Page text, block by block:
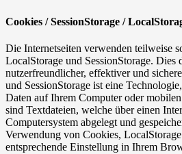
Cookies / SessionStorage /
Die Internetseiten verwenden teilweise
LocalStorage und SessionStorage. Dies
nutzerfreundlicher, effektiver und
und SessionStorage ist eine
Daten auf Ihrem Computer oder
sind Textdateien, welche über einen
Computersystem abgelegt und
Verwendung von Cookies,
entsprechende Einstellung in Ihrem